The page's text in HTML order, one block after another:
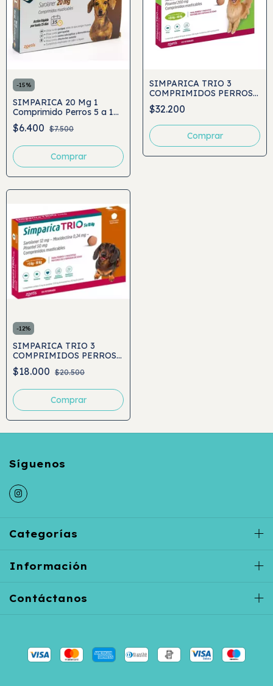
-15%
SIMPARICA 20 Mg 1
Comprimido Perros 5 a 10
Kg
$6.400 $7.500
SIMPARICA TRIO 3
COMPRIMIDOS PERROS
20 A 40 KG
$32.200
-12%
SIMPARICA TRIO 3
COMPRIMIDOS PERROS 5
A 10 KG
$18.000 $20.500
Categorías
Información
Contáctanos